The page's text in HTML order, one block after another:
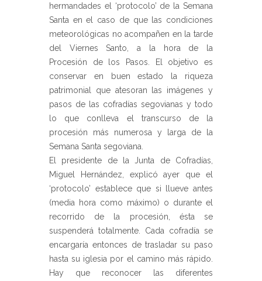
hermandades el ‘protocolo’ de la Semana
Santa en el caso de que las condiciones
meteorológicas no acompañen en la tarde
del Viernes Santo, a la hora de la
Procesión de los Pasos. El objetivo es
conservar en buen estado la riqueza
patrimonial que atesoran las imágenes y
pasos de las cofradías segovianas y todo
lo que conlleva el transcurso de la
procesión más numerosa y larga de la
Semana Santa segoviana.
El presidente de la Junta de Cofradías,
Miguel Hernández, explicó ayer que el
‘protocolo’ establece que si llueve antes
(media hora como máximo) o durante el
recorrido de la procesión, ésta se
suspenderá totalmente. Cada cofradía se
encargaría entonces de trasladar su paso
hasta su iglesia por el camino más rápido.
Hay que reconocer las diferentes